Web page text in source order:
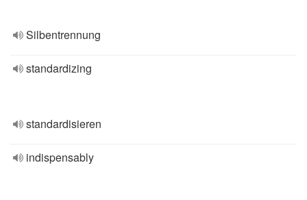
Silbentrennung
standardizing
standardisieren
indispensably